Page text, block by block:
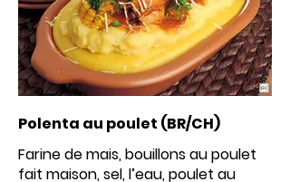
Polenta au poulet (BR/CH)
Farine de mais, bouillons au poulet
fait maison, sel, l’eau, poulet au